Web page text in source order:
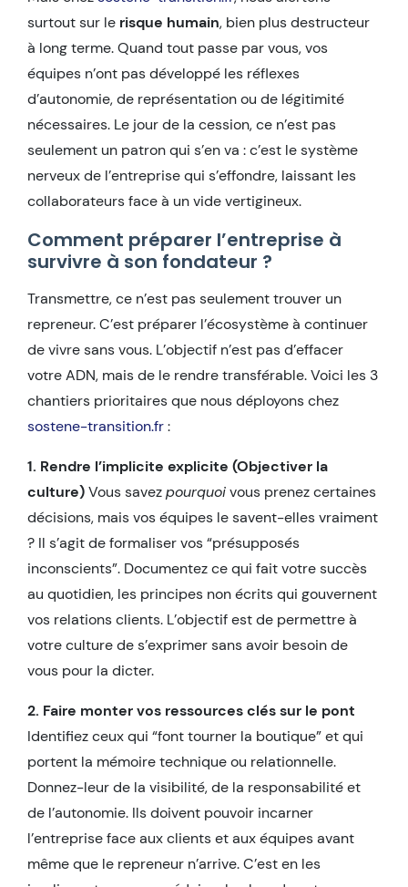
surtout sur le risque humain, bien plus destructeur
à long terme. Quand tout passe par vous, vos
équipes n’ont pas développé les réflexes
d’autonomie, de représentation ou de légitimité
nécessaires. Le jour de la cession, ce n’est pas
seulement un patron qui s’en va : c’est le système
nerveux de l’entreprise qui s’effondre, laissant les
collaborateurs face à un vide vertigineux.
Comment préparer l’entreprise à
survivre à son fondateur ?
Transmettre, ce n’est pas seulement trouver un
repreneur. C’est préparer l’écosystème à continuer
de vivre sans vous. L’objectif n’est pas d’effacer
votre ADN, mais de le rendre transférable. Voici les 3
chantiers prioritaires que nous déployons chez
sostene-transition.fr:
1. Rendre l’implicite explicite (Objectiver la
culture)Vous savezpourquoivous prenez certaines
décisions, mais vos équipes le savent-elles vraiment
? Il s’agit de formaliser vos “présupposés
inconscients”. Documentez ce qui fait votre succès
au quotidien, les principes non écrits qui gouvernent
vos relations clients. L’objectif est de permettre à
votre culture de s’exprimer sans avoir besoin de
vous pour la dicter.
2. Faire monter vos ressources clés sur le pont
Identifiez ceux qui “font tourner la boutique” et qui
portent la mémoire technique ou relationnelle.
Donnez-leur de la visibilité, de la responsabilité et
de l’autonomie. Ils doivent pouvoir incarner
l’entreprise face aux clients et aux équipes avant
même que le repreneur n’arrive. C’est en les